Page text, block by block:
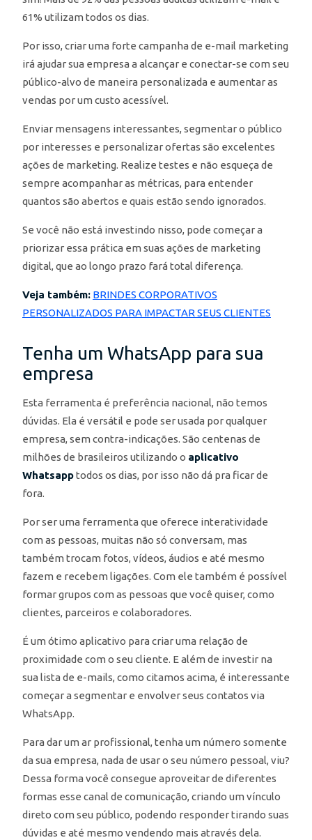
61% utilizam todos os dias.
Por isso, criar uma forte campanha de e-mail marketing
irá ajudar sua empresa a alcançar e conectar-se com seu
público-alvo de maneira personalizada e aumentar as
vendas por um custo acessível.
Enviar mensagens interessantes, segmentar o público
por interesses e personalizar ofertas são excelentes
ações de marketing. Realize testes e não esqueça de
sempre acompanhar as métricas, para entender
quantos são abertos e quais estão sendo ignorados.
Se você não está investindo nisso, pode começar a
priorizar essa prática em suas ações de marketing
digital, que ao longo prazo fará total diferença.
Veja também: BRINDES CORPORATIVOS
PERSONALIZADOS PARA IMPACTAR SEUS CLIENTES
Tenha um WhatsApp para sua
empresa
Esta ferramenta é preferência nacional, não temos
dúvidas. Ela é versátil e pode ser usada por qualquer
empresa, sem contra-indicações. São centenas de
milhões de brasileiros utilizando o aplicativo
Whatsapptodos os dias, por isso não dá pra ficar de
fora.
Por ser uma ferramenta que oferece interatividade
com as pessoas, muitas não só conversam, mas
também trocam fotos, vídeos, áudios e até mesmo
fazem e recebem ligações. Com ele também é possível
formar grupos com as pessoas que você quiser, como
clientes, parceiros e colaboradores.
É um ótimo aplicativo para criar uma relação de
proximidade com o seu cliente. E além de investir na
sua lista de e-mails, como citamos acima, é interessante
começar a segmentar e envolver seus contatos via
WhatsApp.
Para dar um ar profissional, tenha um número somente
da sua empresa, nada de usar o seu número pessoal, viu?
Dessa forma você consegue aproveitar de diferentes
formas esse canal de comunicação, criando um vínculo
direto com seu público, podendo responder tirando suas
dúvidas e até mesmo vendendo mais através dela.